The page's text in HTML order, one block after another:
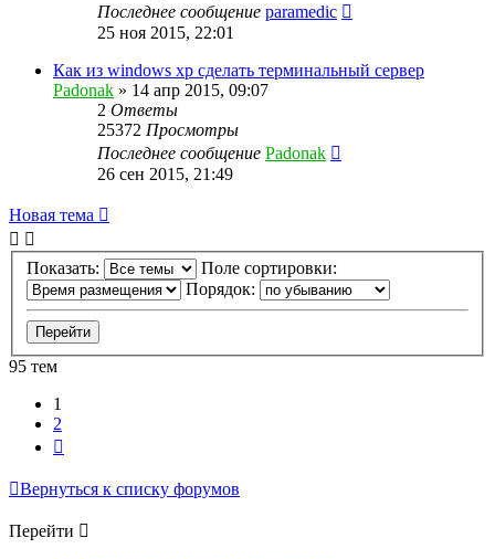
Последнее сообщение paramedic
25 ноя 2015, 22:01
Как из windows xp сделать терминальный сервер
Padonak » 14 апр 2015, 09:07
2 Ответы
25372 Просмотры
Последнее сообщение Padonak
26 сен 2015, 21:49
Новая тема
Показать:
Поле сортировки:
Порядок:
95 тем
1
2
Вернуться к списку форумов
Перейти